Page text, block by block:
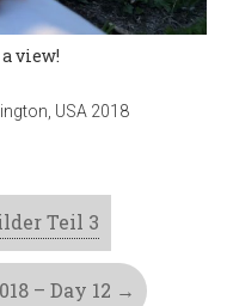
view!
USA 2018
Teil 3
– Day 12 →